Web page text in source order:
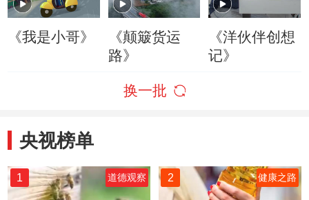
《我是小哥》
《颠簸货运
路》
《洋伙伴创想
记》
换一批
央视榜单
1 道德观察 2 健康之路